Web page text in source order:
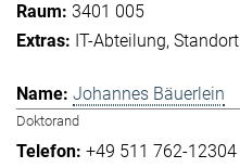
3401 005
IT-Abteilung
Johannes Bäuerlein
Doktorand
+49 511 762-12304